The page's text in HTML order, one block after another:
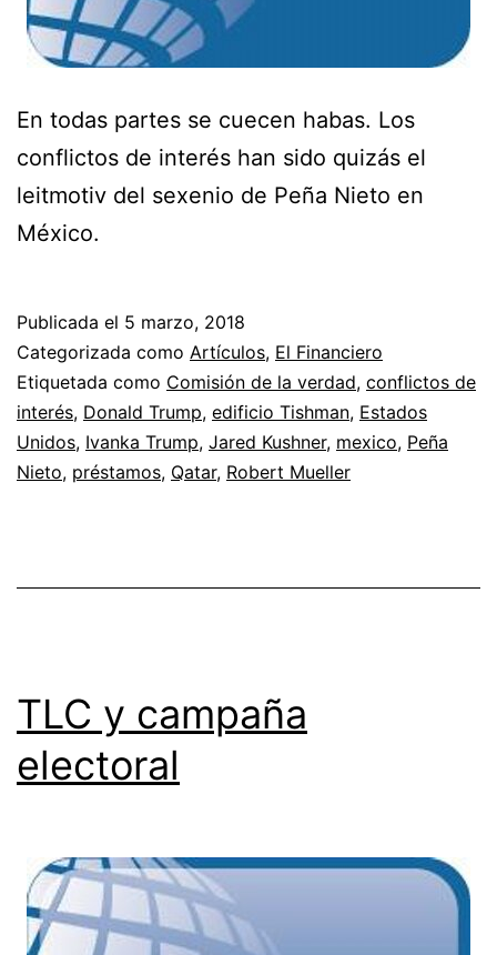
En todas partes se cuecen habas. Los
conflictos de interés han sido quizás el
leitmotiv del sexenio de Peña Nieto en
México.
Publicada el 5 marzo, 2018
Categorizada como Artículos, El Financiero
Etiquetada como Comisión de la verdad, conflictos de
interés, Donald Trump, edificio Tishman, Estados
Unidos, Ivanka Trump, Jared Kushner, mexico, Peña
Nieto, préstamos, Qatar, Robert Mueller
TLC y campaña
electoral